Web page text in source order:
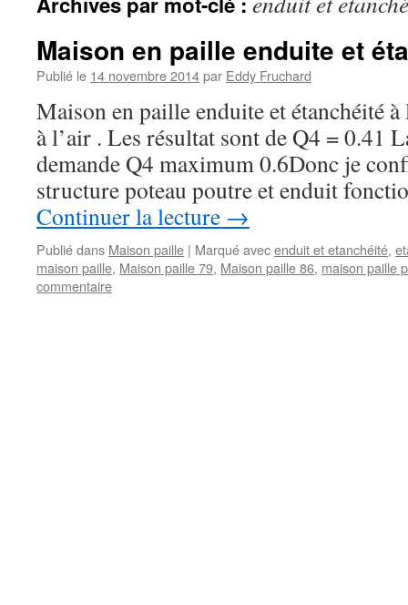
Maison en paille enduite et
Publié le 14 novembre 2014par Eddy Fruchard
Maison en paille enduite et étanchéité à
à l’air . Les résultat sont de Q4 = 0.41
demande Q4 maximum 0.6Donc je
structure poteau poutre et enduit
Continuer la lecture →
Publié dans Maison paille | Marqué avecenduit et etanchéité,
maison paille, Maison paille 79, Maison paille 86, maison paille
commentaire